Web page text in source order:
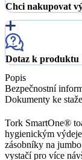
Chci nakupovat
Dotaz k produktu
Popis
Bezpečnostní
Dokumenty ke
Tork SmartOne®
hygienickým
zásobníky na
vystačí pro více